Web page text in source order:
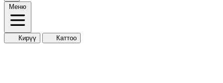
Меню
Кирүү Каттоо